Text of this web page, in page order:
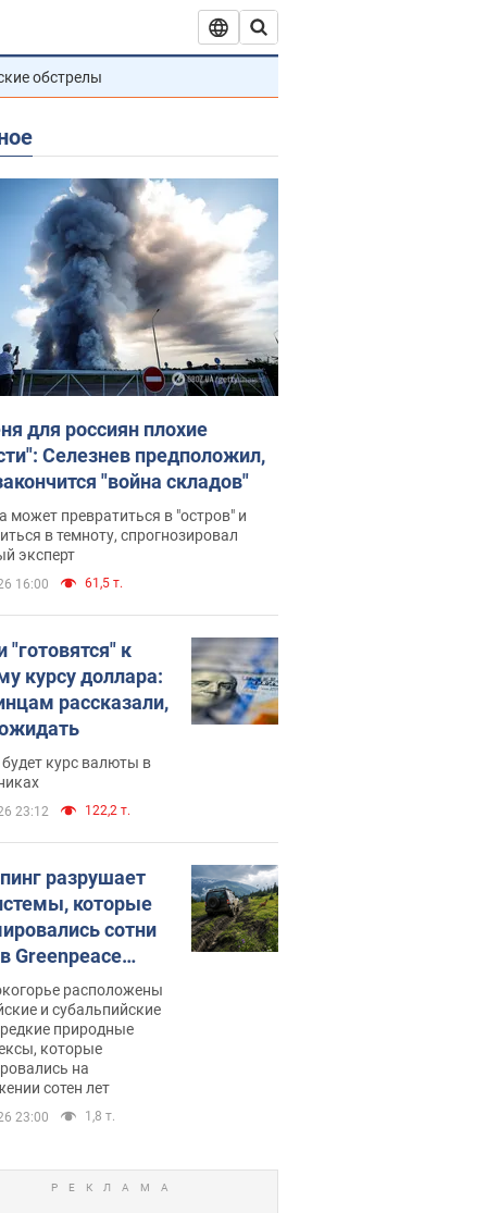
обстрелы
для россиян плохие
Селезнев предположил,
"война складов"
может превратиться в "остров" и
в темноту, спрогнозировал
эксперт
16:00 61,5 т.
"готовятся" к
курсу доллара:
рассказали,
курс валюты в
23:12 122,2 т.
разрушает
которые
сотни
Greenpeace
тревогурасположены
и субальпийские
природные
которые
на
сотен лет
23:00 1,8 т.